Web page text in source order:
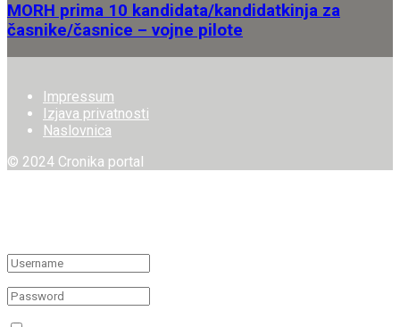
MORH prima 10 kandidata/kandidatkinja za
časnike/časnice – vojne pilote
Impressum
Izjava privatnosti
Naslovnica
© 2024 Cronika portal